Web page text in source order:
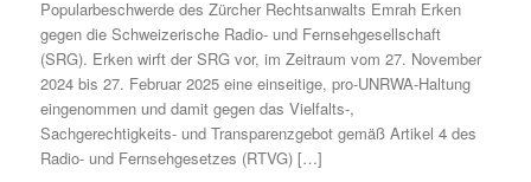
Popularbeschwerde des Zürcher Rechtsanwalts Emrah Erken
gegen die Schweizerische Radio- und Fernsehgesellschaft
(SRG). Erken wirft der SRG vor, im Zeitraum vom 27. November
2024 bis 27. Februar 2025 eine einseitige, pro-UNRWA-Haltung
eingenommen und damit gegen das Vielfalts-,
Sachgerechtigkeits- und Transparenzgebot gemäß Artikel 4 des
Radio- und Fernsehgesetzes (RTVG) […]